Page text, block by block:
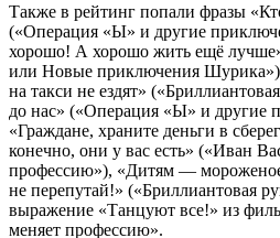
Также в рейтинг попали фразы
(«Операция «Ы» и другие
хорошо! А хорошо жить ещё
или Новые приключения
на такси не ездят»
до нас» («Операция «Ы» и другие
«Граждане, храните деньги в
конечно, они у вас есть» («Иван
профессию»), «Дитям —
не перепутай!» («Бриллиантовая
выражение «Танцуют все!» из
меняет профессию».